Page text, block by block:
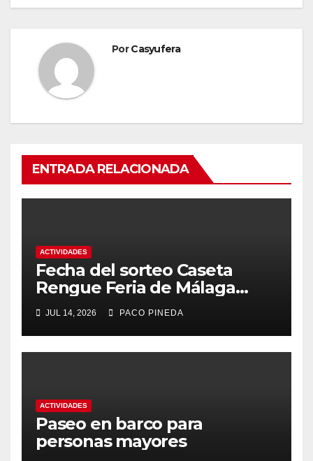
PorCasyufera
ENTRADA RELACIONADA
ACTIVIDADES
Fecha del sorteo Caseta
Rengue Feria de Málaga
2026
JUL 14, 2026 PACO PINEDA
ACTIVIDADES
Paseo en barco para
personas mayores